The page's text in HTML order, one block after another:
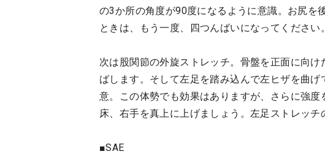
の3か所の角度が90度になるように意識。お尻を
ときは、もう一度、四つんばいになってください。
次は股関節の外旋ストレッチ。骨盤を正面に向
ばします。そして左足を踏み込んで左ヒザを曲
意。この体勢でも効果はありますが、さらに強
床、右手を真上に上げましょう。左足ストレッチ
■SAE